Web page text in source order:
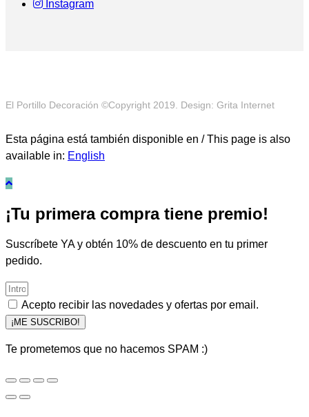
Instagram
El Portillo Decoración ©Copyright 2019. Design: Grita Internet
Esta página está también disponible en / This page is also
available in: English
¡Tu primera compra tiene premio!
Suscríbete YA y obtén 10% de descuento en tu primer
pedido.
Acepto recibir las novedades y ofertas por email.
¡ME SUSCRIBO!
Te prometemos que no hacemos SPAM :)